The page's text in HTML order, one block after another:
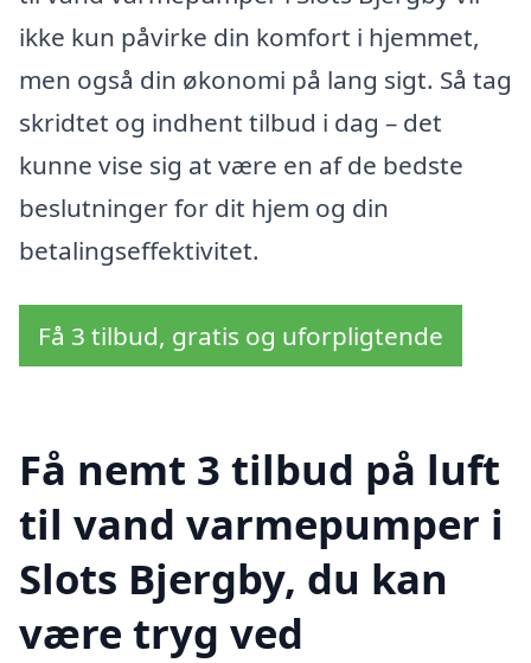
ikke kun påvirke din komfort i hjemmet,
men også din økonomi på lang sigt. Så tag
skridtet og indhent tilbud i dag – det
kunne vise sig at være en af de bedste
beslutninger for dit hjem og din
betalingseffektivitet.
Få 3 tilbud, gratis og uforpligtende
Få nemt 3 tilbud på luft
til vand varmepumper i
Slots Bjergby, du kan
være tryg ved